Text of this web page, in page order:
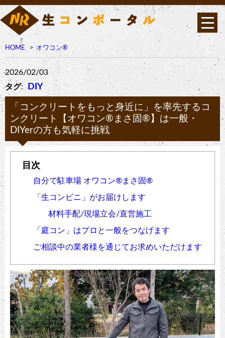
HOME オワコン®︎
2026/02/03
タグ: DIY
「コンクリートをもっと身近に」を率先するコ
ンクリート【オワコン®︎まさ固®︎】は一般・
DIYerの方も気軽に挑戦
自分で駐車場 オワコン®︎まさ固®︎
「生コンビニ」がお届けします
材料手配/現場立会/直営施工
「庭コン」はプロと一般をつなげます
ご相談中の業者様を通じてお求めいただけます